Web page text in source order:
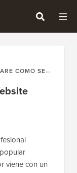
SERVICIO (SAAS)
viene con un